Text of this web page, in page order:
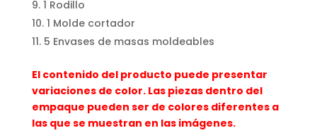
1 Rodillo
1 Molde cortador
5 Envases de masas moldeables
El contenido del producto puede presentar
variaciones de color. Las piezas dentro del
empaque pueden ser de colores diferentes a
las que se muestran en las imágenes.